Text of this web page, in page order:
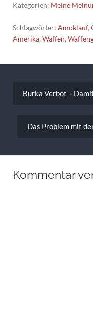
Kategorien: Meine
Schlagwörter: Amoklauf,
Amerika, Waffen,
Burka Verbot –
Das Problem mit
Kommentar